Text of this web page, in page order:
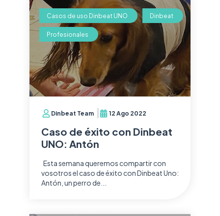
Dinbeat Team 12 Ago 2022
Caso de éxito con Dinbeat
UNO: Antón
Esta semana queremos compartir con
vosotros el caso de éxito con Dinbeat Uno:
Antón, un perro de...
Casos de uso Dinbeat UNO Dinbeat
Profesionales